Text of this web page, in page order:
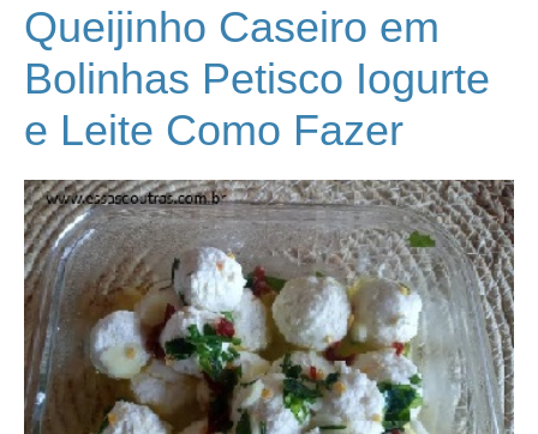
Queijinho Caseiro em
Bolinhas Petisco Iogurte
e Leite Como Fazer